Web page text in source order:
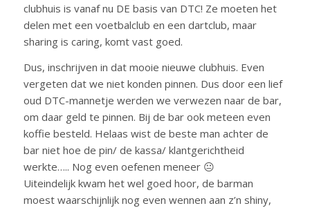
clubhuis is vanaf nu DE basis van DTC! Ze moeten het
delen met een voetbalclub en een dartclub, maar
sharing is caring, komt vast goed.
Dus, inschrijven in dat mooie nieuwe clubhuis. Even
vergeten dat we niet konden pinnen. Dus door een lief
oud DTC-mannetje werden we verwezen naar de bar,
om daar geld te pinnen. Bij de bar ook meteen even
koffie besteld. Helaas wist de beste man achter de
bar niet hoe de pin/ de kassa/ klantgerichtheid
werkte….. Nog even oefenen meneer 😐
Uiteindelijk kwam het wel goed hoor, de barman
moest waarschijnlijk nog even wennen aan z’n shiny,